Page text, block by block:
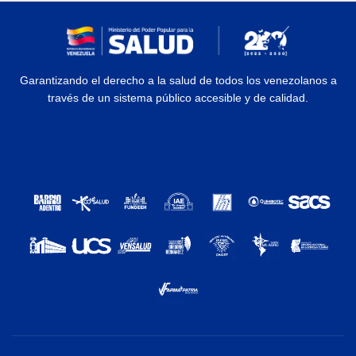
Garantizando el derecho a la salud de todos los venezolanos a
través de un sistema público accesible y de calidad.